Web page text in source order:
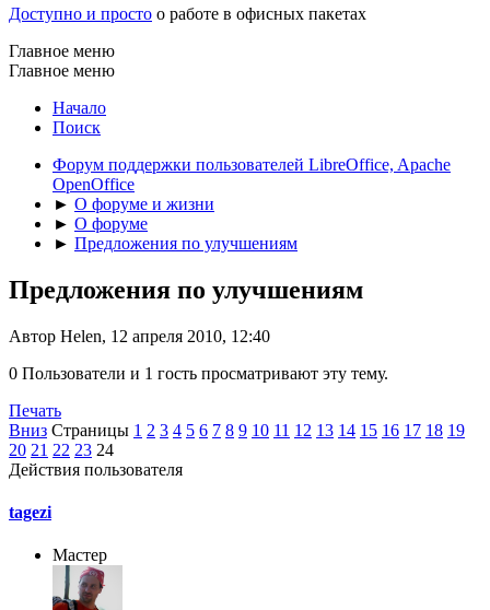
Доступно и просто о работе в офисных пакетах
Главное меню
Главное меню
Начало
Поиск
Форум поддержки пользователей LibreOffice, Apache
OpenOffice
► О форуме и жизни
► О форуме
► Предложения по улучшениям
Предложения по улучшениям
Автор Helen, 12 апреля 2010, 12:40
0 Пользователи и 1 гость просматривают эту тему.
Печать
Вниз Страницы 1 2 3 4 5 6 7 8 9 10 11 12 13 14 15 16 17 18 19
20 21 22 23 24
Действия пользователя
tagezi
Мастер